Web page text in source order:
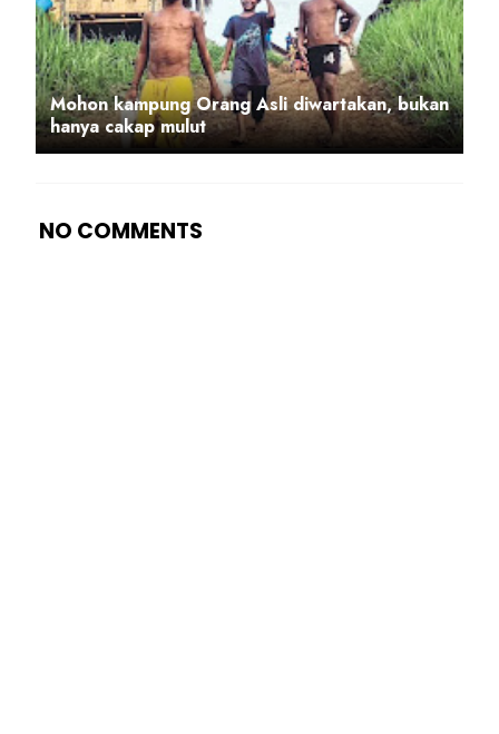
Mohon kampung Orang Asli diwartakan, bukan
hanya cakap mulut
NO COMMENTS